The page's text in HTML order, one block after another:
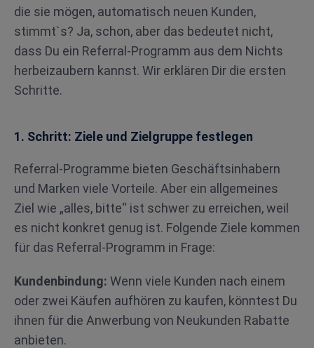
die sie mögen, automatisch neuen Kunden,
stimmt`s? Ja, schon, aber das bedeutet nicht,
dass Du ein Referral-Programm aus dem Nichts
herbeizaubern kannst. Wir erklären Dir die ersten
Schritte.
1. Schritt: Ziele und Zielgruppe festlegen
Referral-Programme bieten Geschäftsinhabern
und Marken viele Vorteile. Aber ein allgemeines
Ziel wie „alles, bitte“ ist schwer zu erreichen, weil
es nicht konkret genug ist. Folgende Ziele kommen
für das Referral-Programm in Frage:
Kundenbindung: Wenn viele Kunden nach einem
oder zwei Käufen aufhören zu kaufen, könntest Du
ihnen für die Anwerbung von Neukunden Rabatte
anbieten.